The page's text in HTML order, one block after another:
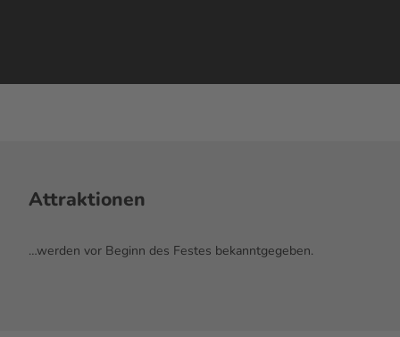
Attraktionen
…werden vor Beginn des Festes bekanntgegeben.